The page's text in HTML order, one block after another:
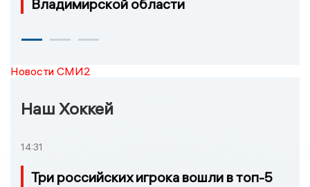
Владимирской области
Новости СМИ2
Наш Хоккей
14:31
Три российских игрока вошли в топ-5